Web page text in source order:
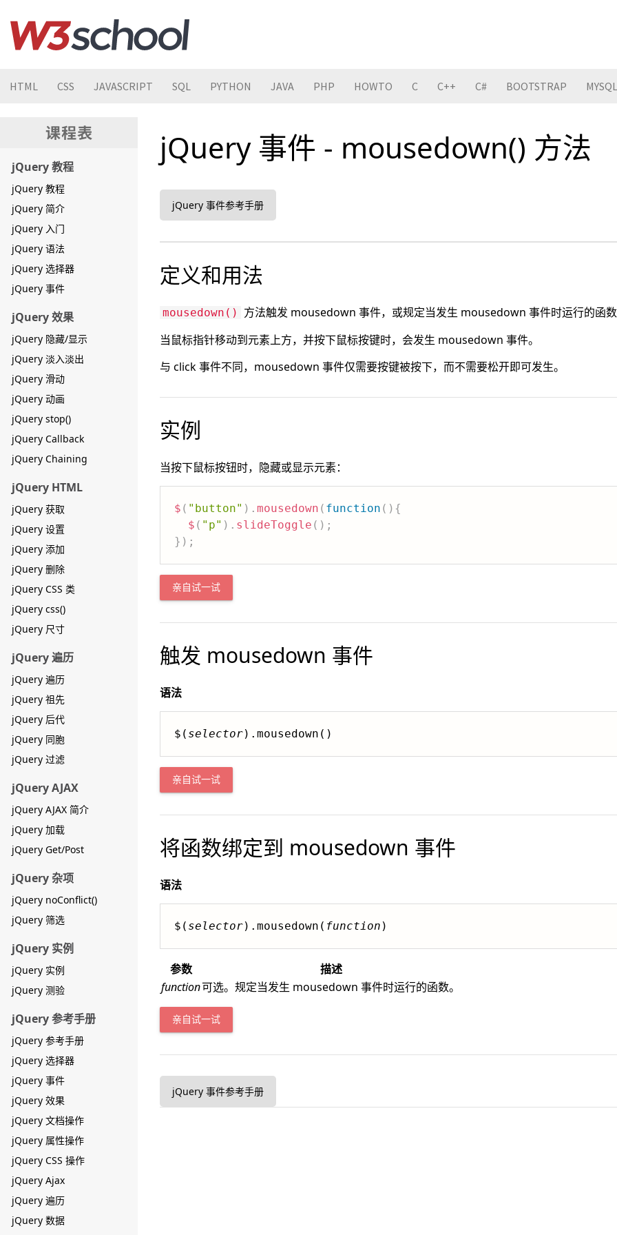
HTML CSS JAVASCRIPT SQL PYTHON JAVA PHP HOWTO C C++ C# BOOTSTRAP MYSQL
jQuery 教程
jQuery 教程
jQuery 简介
jQuery 入门
jQuery 语法
jQuery 选择器
jQuery 事件
jQuery 效果
jQuery 隐藏/显示
jQuery 淡入淡出
jQuery 滑动
jQuery 动画
jQuery stop()
jQuery Callback
jQuery Chaining
jQuery HTML
jQuery 获取
jQuery 设置
jQuery 添加
jQuery 删除
jQuery CSS 类
jQuery css()
jQuery 尺寸
jQuery 遍历
jQuery 遍历
jQuery 祖先
jQuery 后代
jQuery 同胞
jQuery 过滤
jQuery AJAX
jQuery AJAX 简介
jQuery 加载
jQuery Get/Post
jQuery 杂项
jQuery noConflict()
jQuery 筛选
jQuery 实例
jQuery 实例
jQuery 测验
jQuery 参考手册
jQuery 参考手册
jQuery 选择器
jQuery 事件
jQuery 效果
jQuery 文档操作
jQuery 属性操作
jQuery CSS 操作
jQuery Ajax
jQuery 遍历
jQuery 数据
jQuery 事件 - mousedown() 方法
jQuery 事件参考手册
定义和用法
mousedown()
方法触发 mousedown 事件，或规定当发生 mousedown 事件时运行的函
当鼠标指针移动到元素上方，并按下鼠标按键时，会发生 mousedown 事件。
与 click 事件不同，mousedown 事件仅需要按键被按下，而不需要松开即可发生。
实例
当按下鼠标按钮时，隐藏或显示元素：
$ ( "button" ) . mousedown ( function ( ) {
$ ( "p" ) . slideToggle ( ) ;
} ) ;
亲自试一试
触发 mousedown 事件
语法
$( selector).mousedown()
亲自试一试
将函数绑定到 mousedown 事件
语法
$( selector).mousedown( function )
参数
描述
function可选。规定当发生 mousedown 事件时运行的函数。
亲自试一试
jQuery 事件参考手册